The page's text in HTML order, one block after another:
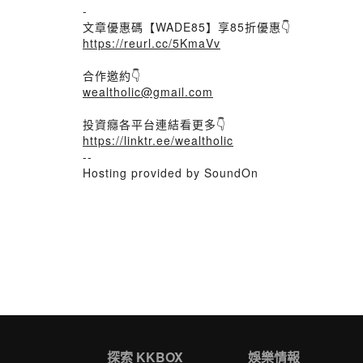
-
文章優惠碼【WADE85】享85折優惠👇
https://reurl.cc/5KmaVv
合作邀約👇
wealtholic@gmail.com
投資癮各平台連結看更多👇
https://linktr.ee/wealtholic
--
Hosting provided by SoundOn
探索 KKBOX 娛樂情報